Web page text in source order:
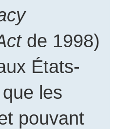
de 1998)
États-
les
pouvant